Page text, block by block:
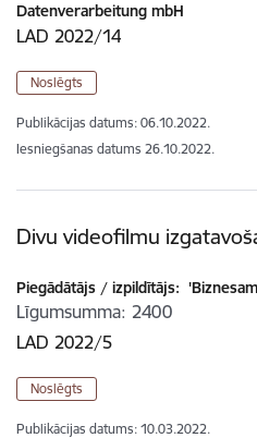
Datenverarbeitung mbH
LAD 2022/14
Noslēgts
Publikācijas datums: 06.10.2022.
Iesniegšanas datums 26.10.2022.
Divu videofilmu
Piegādātājs / izpildītājs:
Līgumsumma 2400
LAD 2022/5
Noslēgts
Publikācijas datums: 10.03.2022.